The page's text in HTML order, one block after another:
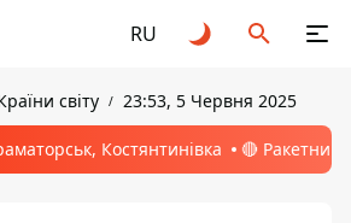
RU
світу 23:53, 5 Червня 2025
Костянтинівка 🔴 Ракетний